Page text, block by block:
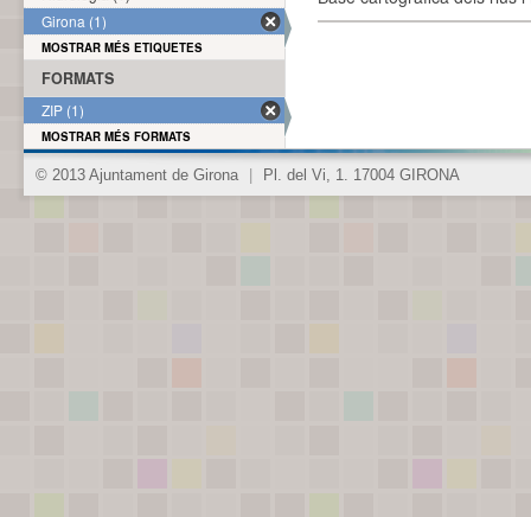
Girona (1)
MOSTRAR MÉS ETIQUETES
FORMATS
ZIP (1)
MOSTRAR MÉS FORMATS
© 2013 Ajuntament de Girona Pl. del Vi, 1. 17004 GIRONA